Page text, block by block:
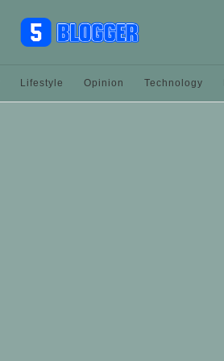
Lifestyle Opinion Technology